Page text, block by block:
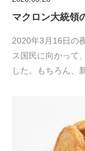
マクロン大統領
2020年3月16日の
ス国民に向かって
した。もちろん、